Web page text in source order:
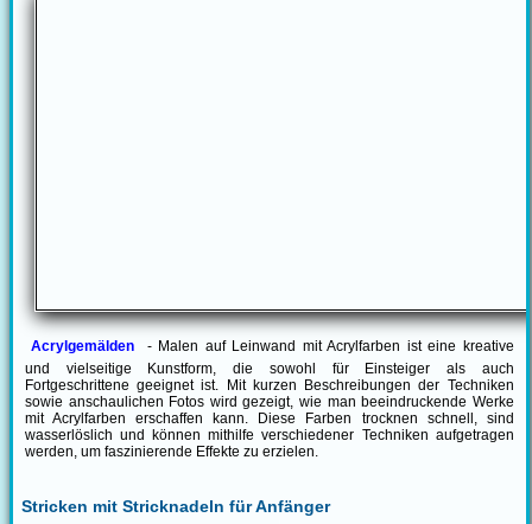
Acrylgemälden
- Malen auf Leinwand mit Acrylfarben ist eine kreative
und vielseitige Kunstform, die sowohl für Einsteiger als auch
Fortgeschrittene geeignet ist. Mit kurzen Beschreibungen der Techniken
sowie anschaulichen Fotos wird gezeigt, wie man beeindruckende Werke
mit Acrylfarben erschaffen kann. Diese Farben trocknen schnell, sind
wasserlöslich und können mithilfe verschiedener Techniken aufgetragen
werden, um faszinierende Effekte zu erzielen.
Stricken mit Stricknadeln für Anfänger